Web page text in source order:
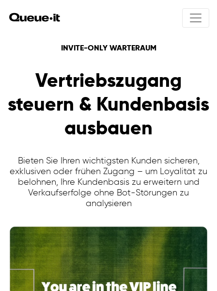
Produktübersicht
Wie funktioniert Queue-it
Integrations
User experience
Traffic control einblicke
Invite-only
Lösungen
Produkt-Drops
Online-Ticketverkauf
Kursregistrierungen
Visitor Engagement
Ecommerce
Öffentlicher Sektor
Telekommunikation
Preisgestaltung
Ressourcen
Sicherheit & Datenschutz
Warteraum galerie
INVITE-ONLY WARTERAUM
Vertriebszugang
steuern & Kundenbasis
ausbauen
Bieten Sie Ihren wichtigsten Kunden sicheren,
exklusiven oder frühen Zugang – um Loyalität zu
belohnen, Ihre Kundenbasis zu erweitern und
Verkaufserfolge ohne Bot-Störungen zu
analysieren